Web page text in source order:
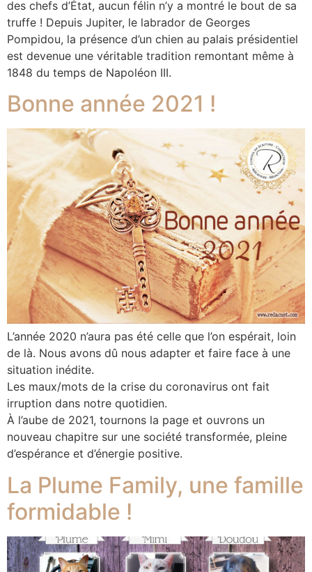
des chefs d’État, aucun félin n’y a montré le bout de sa
truffe ! Depuis Jupiter, le labrador de Georges
Pompidou, la présence d’un chien au palais présidentiel
est devenue une véritable tradition remontant même à
1848 du temps de Napoléon III.
Bonne année 2021 !
L’année 2020 n’aura pas été celle que l’on espérait, loin
de là. Nous avons dû nous adapter et faire face à une
situation inédite.
Les maux/mots de la crise du coronavirus ont fait
irruption dans notre quotidien.
À l’aube de 2021, tournons la page et ouvrons un
nouveau chapitre sur une société transformée, pleine
d’espérance et d’énergie positive.
La Plume Family, une famille
formidable !